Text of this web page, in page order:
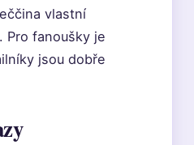
vlastní
Pro fanoušky je
jsou dobře